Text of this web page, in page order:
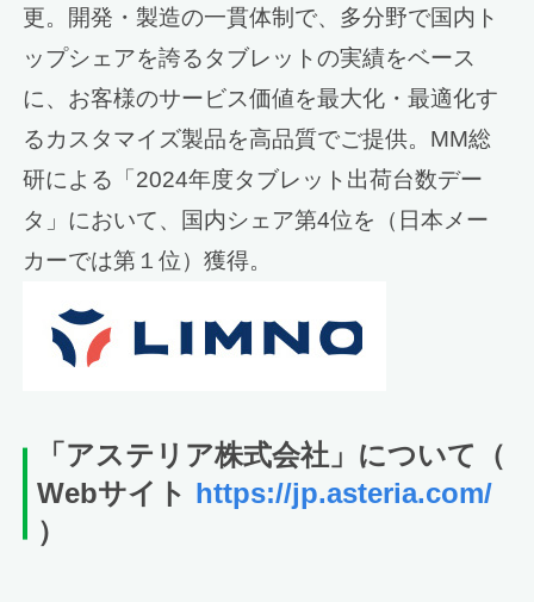
更。開発・製造の一貫体制で、多分野で国内ト
ップシェアを誇るタブレットの実績をベース
に、お客様のサービス価値を最大化・最適化す
るカスタマイズ製品を高品質でご提供。MM総
研による「2024年度タブレット出荷台数デー
タ」において、国内シェア第4位を（日本メー
カーでは第１位）獲得。
「アステリア株式会社」について
（
Webサイト https://jp.asteria.com/
）